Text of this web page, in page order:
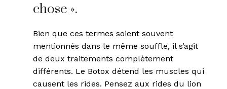
chose ».
Bien que ces termes soient souvent
mentionnés dans le même souffle, il s’agit
de deux traitements complètement
différents. Le Botox détend les muscles qui
causent les rides. Pensez aux rides du lion